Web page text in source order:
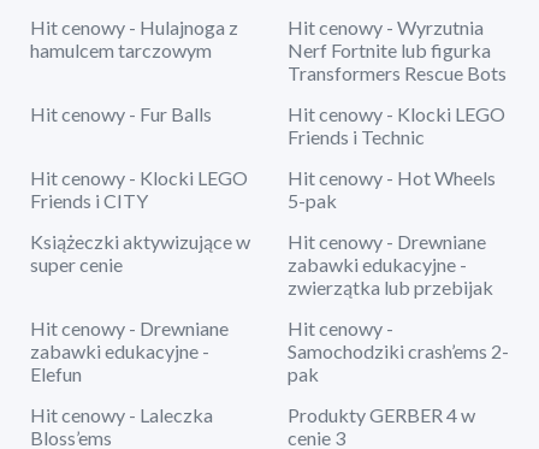
Hit cenowy - Hulajnoga z
hamulcem tarczowym
Hit cenowy - Wyrzutnia
Nerf Fortnite lub figurka
Transformers Rescue Bots
Hit cenowy - Fur Balls
Hit cenowy - Klocki LEGO
Friends i Technic
Hit cenowy - Klocki LEGO
Friends i CITY
Hit cenowy - Hot Wheels
5-pak
Książeczki aktywizujące w
super cenie
Hit cenowy - Drewniane
zabawki edukacyjne -
zwierzątka lub przebijak
Hit cenowy - Drewniane
zabawki edukacyjne -
Elefun
Hit cenowy -
Samochodziki crash’ems 2-
pak
Hit cenowy - Laleczka
Bloss’ems
Produkty GERBER 4 w
cenie 3